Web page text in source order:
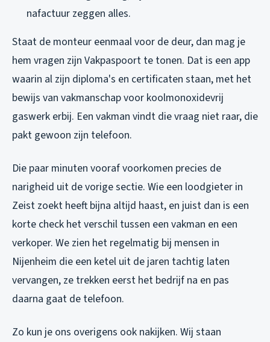
nafactuur zeggen alles.
Staat de monteur eenmaal voor de deur, dan mag je
hem vragen zijn Vakpaspoort te tonen. Dat is een app
waarin al zijn diploma's en certificaten staan, met het
bewijs van vakmanschap voor koolmonoxidevrij
gaswerk erbij. Een vakman vindt die vraag niet raar, die
pakt gewoon zijn telefoon.
Die paar minuten vooraf voorkomen precies de
narigheid uit de vorige sectie. Wie een loodgieter in
Zeist zoekt heeft bijna altijd haast, en juist dan is een
korte check het verschil tussen een vakman en een
verkoper. We zien het regelmatig bij mensen in
Nijenheim die een ketel uit de jaren tachtig laten
vervangen, ze trekken eerst het bedrijf na en pas
daarna gaat de telefoon.
Zo kun je ons overigens ook nakijken. Wij staan